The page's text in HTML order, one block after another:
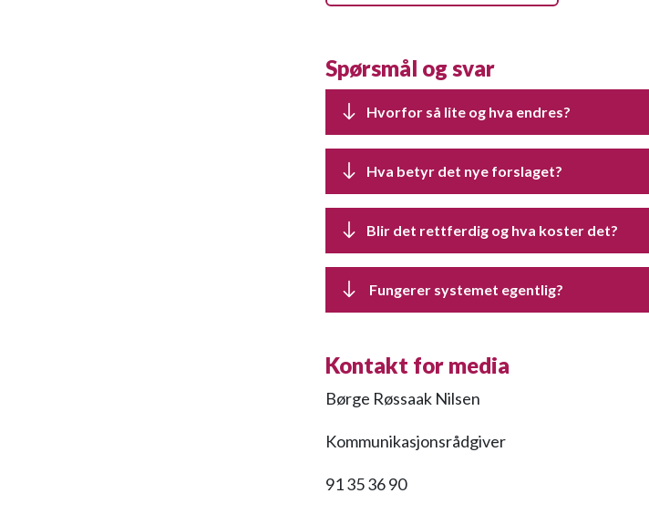
Spørsmål og svar
Hvorfor så lite og hva endres?
Hva betyr det nye forslaget?
Blir det rettferdig og hva koster det?
Fungerer systemet egentlig?
Kontakt for media
Børge Røssaak Nilsen
Kommunikasjonsrådgiver
91 35 36 90